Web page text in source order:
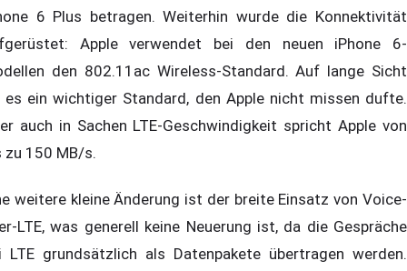
6 Plus betragen. Weiterhin wurde die Konnektivität
Apple verwendet bei den neuen iPhone 6-
den 802.11ac Wireless-Standard. Auf lange Sicht
ein wichtiger Standard, den Apple nicht missen dufte.
auch in Sachen LTE-Geschwindigkeit spricht Apple von
zu 150 MB/s.
weitere kleine Änderung ist der breite Einsatz von Voice-
LTE, was generell keine Neuerung ist, da die Gespräche
LTE grundsätzlich als Datenpakete übertragen werden.